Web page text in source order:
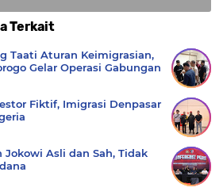
Terkait
Taati Aturan Keimigrasian,
Gelar Operasi Gabungan
Fiktif, Imigrasi Denpasar
Jokowi Asli dan Sah, Tidak